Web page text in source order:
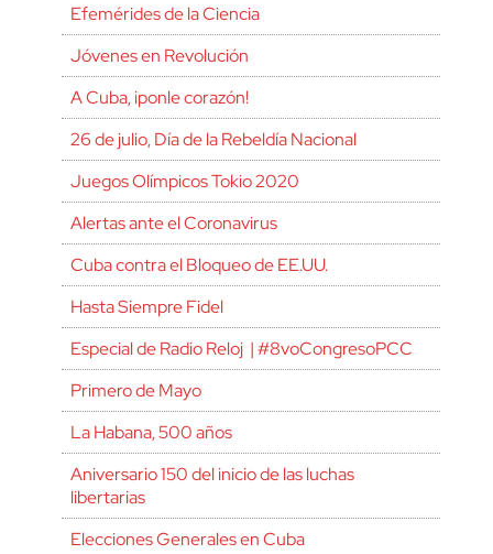
Efemérides de la Ciencia
Jóvenes en Revolución
A Cuba, ¡ponle corazón!
26 de julio, Día de la Rebeldía Nacional
Juegos Olímpicos Tokio 2020
Alertas ante el Coronavirus
Cuba contra el Bloqueo de EE.UU.
Hasta Siempre Fidel
Especial de Radio Reloj | #8voCongresoPCC
Primero de Mayo
La Habana, 500 años
Aniversario 150 del inicio de las luchas
libertarias
Elecciones Generales en Cuba